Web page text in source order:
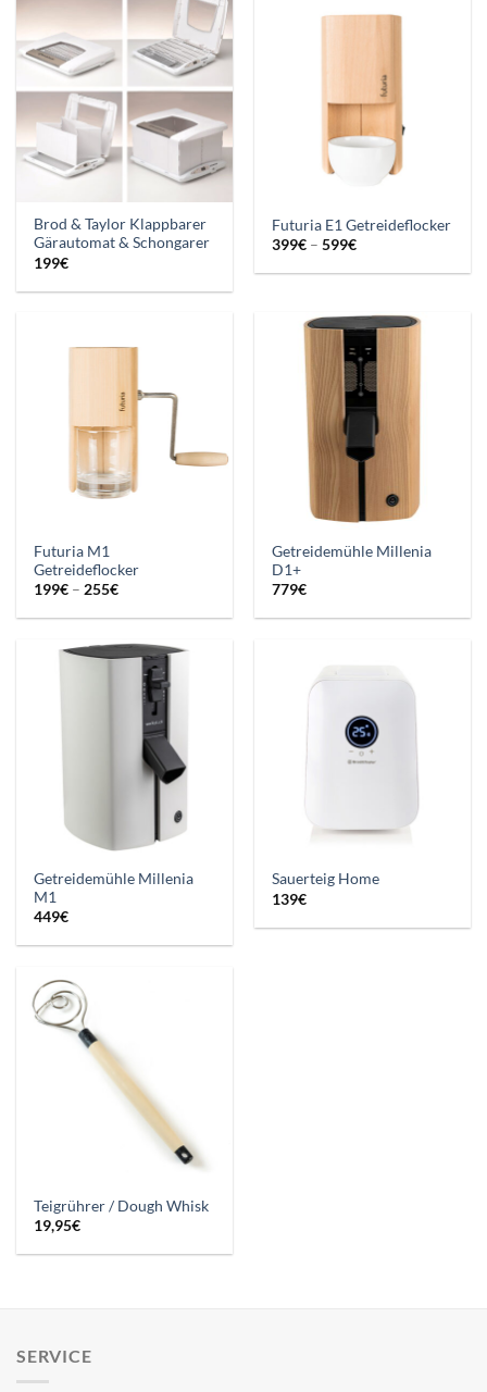
Brod & Taylor Klappbarer
Gärautomat & Schongarer
199€
Futuria E1 Getreideflocker
399€ –599€Preisspanne:
bis
Futuria M1
Getreideflocker
199€ –255€Preisspanne:
bis
Getreidemühle Millenia
D1+
779€
Getreidemühle Millenia
M1
449€
Sauerteig Home
139€
Teigrührer / Dough Whisk
19,95€
SERVICE